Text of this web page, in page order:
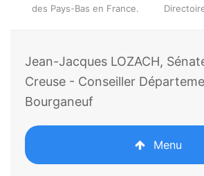
des Pays-Bas en France.
Jean-Jacques LOZACH,
Creuse - Conseiller
Bourganeuf
Menu